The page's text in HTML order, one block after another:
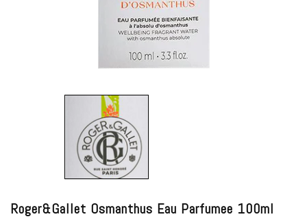
Roger&gallet Osmanthus Eau Parfumee 100ml